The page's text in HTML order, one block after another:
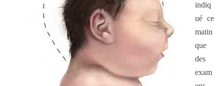
indiq
ué ce
matin
que
des
exam